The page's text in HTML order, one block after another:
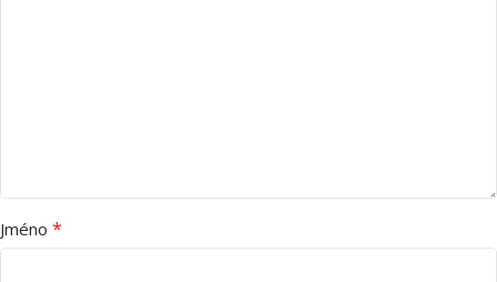
Jméno *